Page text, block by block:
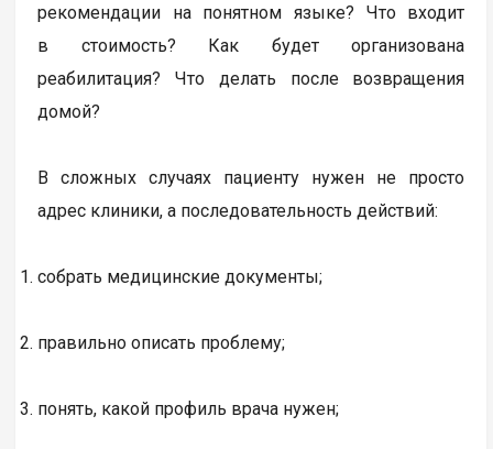
рекомендации на понятном языке? Что входит
в стоимость? Как будет организована
реабилитация? Что делать после возвращения
домой?
В сложных случаях пациенту нужен не просто
адрес клиники, а последовательность действий:
собрать медицинские документы;
правильно описать проблему;
понять, какой профиль врача нужен;